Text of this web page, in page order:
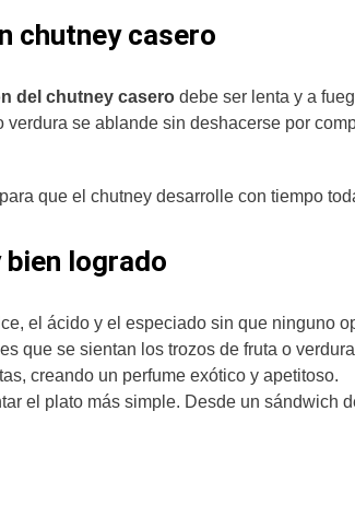
chutney casero
del chutney casero debe ser lenta y a
se ablande sin deshacerse por
que el chutney desarrolle con tiempo
logrado
el ácido y el especiado sin que ninguno
que se sientan los trozos de fruta o
creando un perfume exótico y apetitoso.
el plato más simple. Desde un sándwich